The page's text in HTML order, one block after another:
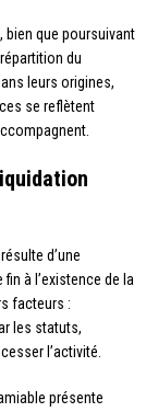
bien que poursuivant
du
leurs origines,
se reflètent
d’une
fin à l’existence de la
facteurs :
les statuts,
l’activité.
présente